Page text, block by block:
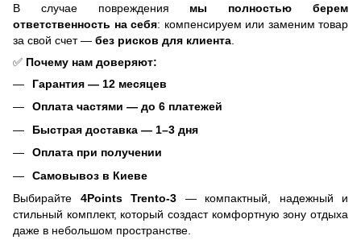
В случае повреждения мы полностью берем
ответственность на себя: компенсируем или заменим товар
за свой счет — без рисков для клиента
✅ Почему нам доверяют:
Гарантия — 12 месяцев
Оплата частями — до 6 платежей
Быстрая доставка — 1–3 дня
Оплата при получении
Самовывоз в Киеве
Выбирайте 4Points Trento-3 — компактный, надежный и
стильный комплект, который создаст комфортную зону отдыха
даже в небольшом пространстве.